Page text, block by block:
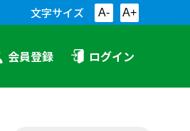
文字サイズ A- A+
会員登録 ログイン